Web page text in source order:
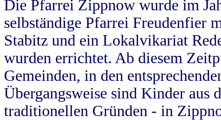
Die Pfarrei Zippnow wurde im
selbständige Pfarrei Freudenfier
Stabitz und ein Lokalvikariat
wurden errichtet. Ab diesem
Gemeinden, in den
Übergangsweise sind Kinder aus
traditionellen Gründen - in